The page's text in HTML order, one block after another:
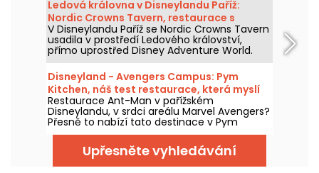
Ledová královna v Disneylandu Paříž:
Nordic Crowns Tavern, restaurace s
autentickými severskými specialitami
V Disneylandu Paříž se Nordic Crowns Tavern
usadila v prostředí Ledového království,
přímo uprostřed Disney Adventure World.
Tento nový restaurant, laděný do
skandinávského stylu, nabízí návštěvníkům
pokračování zážitku z Arendelle
prostřednictvím atmosféry, dekorací a
speciální nabídky jídel připravené právě pro
tuto část parku. Vyzkoušeli jsme a máme
vám co povědět!
Disneyland - Avengers Campus: Pym
Kitchen, náš test restaurace, která myslí
ve velkém i v malém
Restaurace Ant-Man v pařížském
Disneylandu, v srdci areálu Marvel Avengers?
Přesně to nabízí tato destinace v Pym
Kitchen, novém bufetu "all-you-can-eat" s
neúměrně velkými produkty v obřích nebo
miniaturních verzích. Je to zábavný a hravý
způsob, jak si vychutnat jídlo pro tuto
Upřesněte vyhledávání